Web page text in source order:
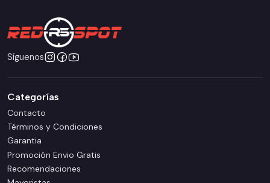
Síguenos
Categorías
Contacto
Términos y Condiciones
Garantia
Promoción Envio Gratis
Recomendaciones